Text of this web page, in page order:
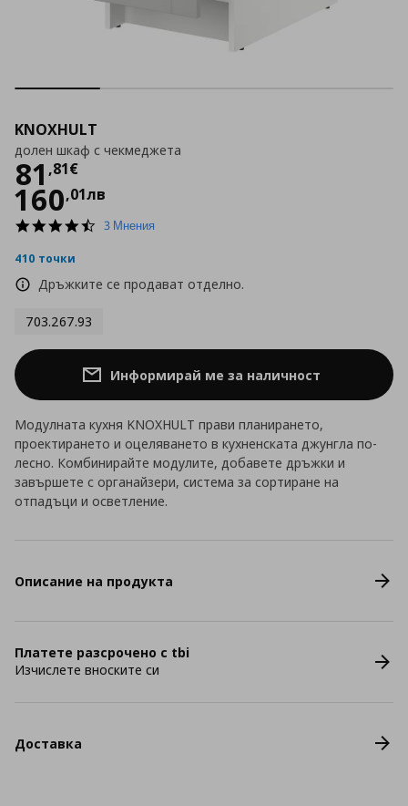
KNOXHULT
долен шкаф с чекмеджета
81 ,81€
Цена
160,01лв
4.7
3 Мнения
410 точки
Дръжките се продават отделно.
703.267.93
Информирай ме за наличност
Модулната кухня KNOXHULT прави планирането,
проектирането и оцеляването в кухненската джунгла по-
лесно. Комбинирайте модулите, добавете дръжки и
завършете с органайзери, система за сортиране на
отпадъци и осветление.
Описание на продукта
Платете разсрочено с tbi
Изчислете вноските си
Доставка